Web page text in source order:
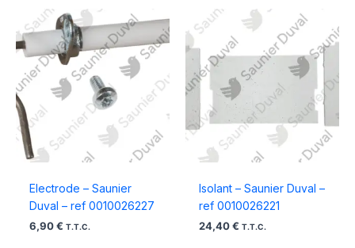
Electrode – Saunier
Duval – ref 0010026227
6,90 € T.T.C.
Isolant – Saunier Duval –
ref 0010026221
24,40 € T.T.C.